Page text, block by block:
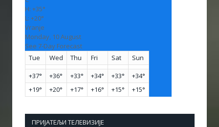
H: +35°
L: +20°
Vranje
Monday, 10 August
See 7-Day Forecast
Tue
Wed Thu Fri Sat Sun
+37° +36° +33° +34° +33° +34°
+19° +20° +17° +16° +15° +15°
ПРИЈАТЕЉИ ТЕЛЕВИЗИЈЕ